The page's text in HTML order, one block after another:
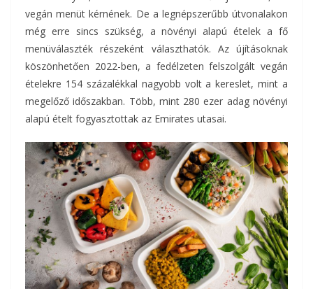
vegán menüt kérnének. De a legnépszerűbb útvonalakon
még erre sincs szükség, a növényi alapú ételek a fő
menüválaszték részeként választhatók. Az újításoknak
köszönhetően 2022-ben, a fedélzeten felszolgált vegán
ételekre 154 százalékkal nagyobb volt a kereslet, mint a
megelőző időszakban. Több, mint 280 ezer adag növényi
alapú ételt fogyasztottak az Emirates utasai.